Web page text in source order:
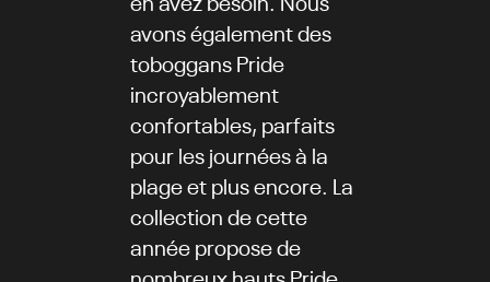
avons également des
toboggans Pride
incroyablement
confortables, parfaits
pour les journées à la
plage et plus encore. La
collection de cette
année propose de